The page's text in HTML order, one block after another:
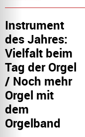
Instrument
des Jahres:
Vielfalt beim
Tag der Orgel
/ Noch mehr
Orgel mit
dem
Orgelband